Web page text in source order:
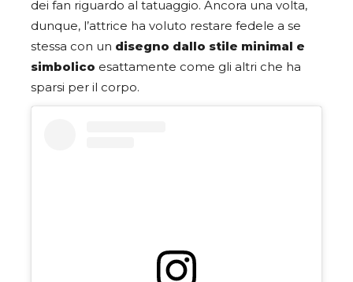
dei fan riguardo al tatuaggio. Ancora una volta,
dunque, l’attrice ha voluto restare fedele a se
stessa con un disegno dallo stile minimal e
simbolico esattamente come gli altri che ha
sparsi per il corpo.